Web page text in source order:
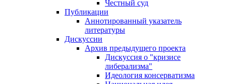
Честный суд
Публикации
Аннотированный указатель
литературы
Дискуссии
Архив предыдущего проекта
Дискуссия о "кризисе
либерализма"
Идеология консерватизма